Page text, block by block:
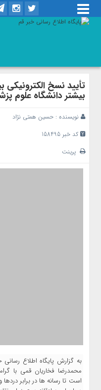
تأیید نسخ الکترونیکی
بیشتر دانشگاه علوم
نویسنده : حسین همتی نژاد
کد خبر 158495
پرینت
به گزارش پایگاه اطلاع رسانی
محمدرضا فخاریان قمی با
است تا رسانه ها در برابر